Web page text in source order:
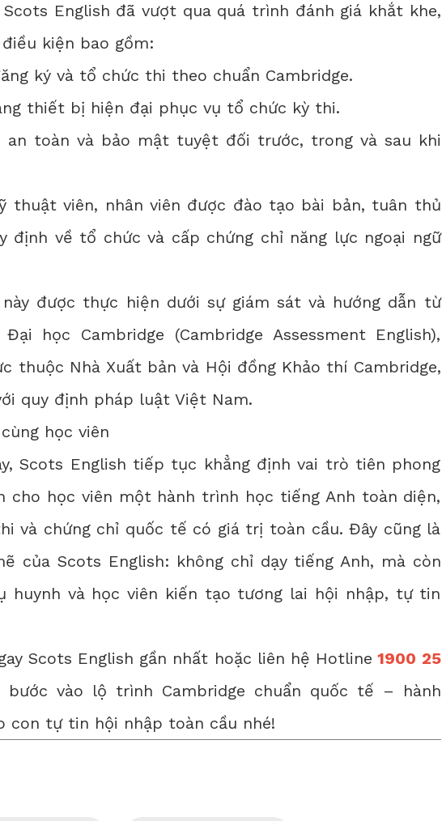
English đã vượt qua quá trình đánh giá khắt khe,
kiện bao gồm:
ký và tổ chức thi theo chuẩn Cambridge.
thiết bị hiện đại phục vụ tổ chức kỳ thi.
toàn và bảo mật tuyệt đối trước, trong và sau khi
thuật viên, nhân viên được đào tạo bài bản, tuân thủ
định về tổ chức và cấp chứng chỉ năng lực ngoại ngữ
được thực hiện dưới sự giám sát và hướng dẫn từ
học Cambridge (Cambridge Assessment English),
thuộc Nhà Xuất bản và Hội đồng Khảo thí Cambridge,
quy định pháp luật Việt Nam.
học viên
Scots English tiếp tục khẳng định vai trò tiên phong
cho học viên một hành trình học tiếng Anh toàn diện,
và chứng chỉ quốc tế có giá trị toàn cầu. Đây cũng là
của Scots English: không chỉ dạy tiếng Anh, mà còn
huynh và học viên kiến tạo tương lai hội nhập, tự tin
Scots English gần nhất hoặc liên hệ Hotline 1900 25
bước vào lộ trình Cambridge chuẩn quốc tế – hành
con tự tin hội nhập toàn cầu nhé!